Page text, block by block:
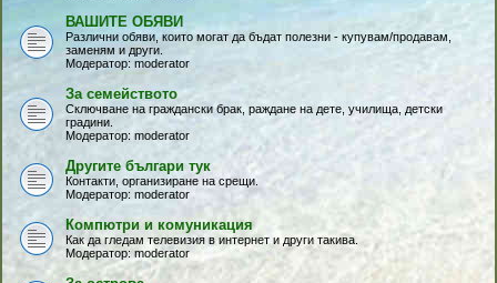
ВАШИТЕ ОБЯВИ
Различни обяви, които могат да бъдат полезни - купувам/продавам,
заменям и други.
Модератор: moderator
За семейството
Сключване на граждански брак, раждане на дете, училища, детски
градини.
Модератор: moderator
Другите българи тук
Контакти, организиране на срещи.
Модератор: moderator
Компютри и комуникация
Как да гледам телевизия в интернет и други такива.
Модератор: moderator